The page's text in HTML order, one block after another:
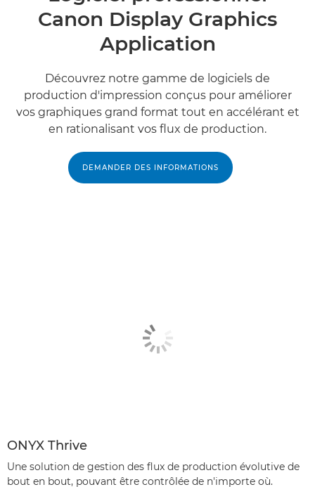
Canon Display Graphics
Application
Découvrez notre gamme de logiciels de
production d'impression conçus pour améliorer
vos graphiques grand format tout en accélérant et
en rationalisant vos flux de production.
DEMANDER DES INFORMATIONS
ONYX Thrive
Une solution de gestion des flux de production évolutive de
bout en bout, pouvant être contrôlée de n'importe où.